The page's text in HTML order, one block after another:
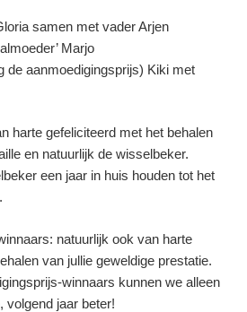
samen met vader Arjen
Marjo
de aanmoedigingsprijs) Kiki met
harte gefeliciteerd met het behalen
en natuurlijk de wisselbeker.
een jaar in huis houden tot het
natuurlijk ook van harte
van jullie geweldige prestatie.
winnaars kunnen we alleen
volgend jaar beter!